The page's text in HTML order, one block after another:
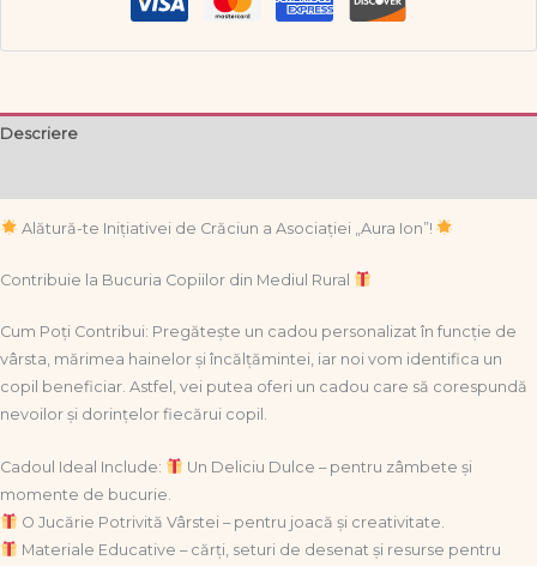
Descriere
Alătură-te Inițiativei de Crăciun a Asociației „Aura Ion”!
Contribuie la Bucuria Copiilor din Mediul Rural
Cum Poți Contribui: Pregătește un cadou personalizat în funcție de
vârsta, mărimea hainelor și încălțămintei, iar noi vom identifica un
copil beneficiar. Astfel, vei putea oferi un cadou care să corespundă
nevoilor și dorințelor fiecărui copil.
Cadoul Ideal Include:
Un Deliciu Dulce – pentru zâmbete și
momente de bucurie.
O Jucărie Potrivită Vârstei – pentru joacă și creativitate.
Materiale Educative – cărți, seturi de desenat și resurse pentru